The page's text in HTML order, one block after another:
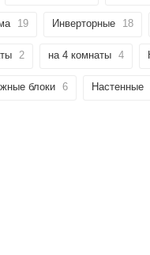
19 Инверторные 18
2 на 4 комнаты 4
блоки 6 Настенные